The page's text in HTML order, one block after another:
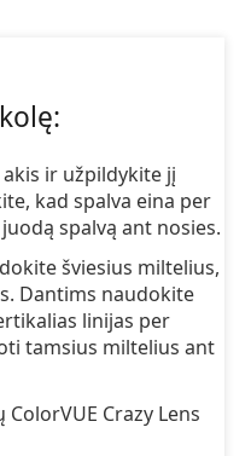
ir užpildykite jį
kad spalva eina per
spalvą ant nosies.
šviesius miltelius,
Dantims naudokite
linijas per
tamsius miltelius ant
Crazy Lens